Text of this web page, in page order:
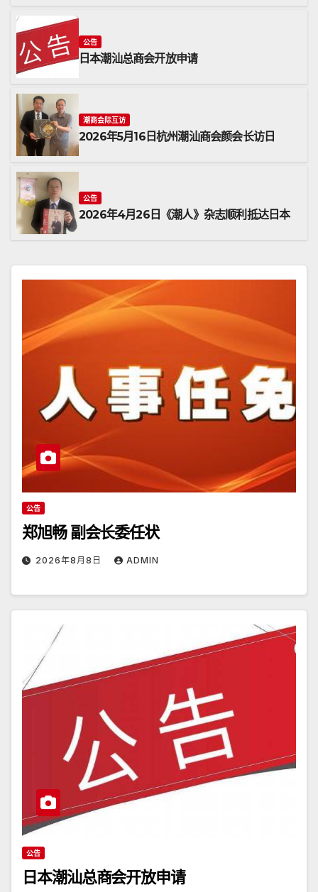
公告
日本潮汕总商会开放申请
潮商会际互访
2026年5月16日杭州潮汕商会颜会长访日
公告
2026年4月26日《潮人》杂志顺利抵达日本
公告
郑旭畅 副会长委任状
2026年8月8日 ADMIN
公告
日本潮汕总商会开放申请